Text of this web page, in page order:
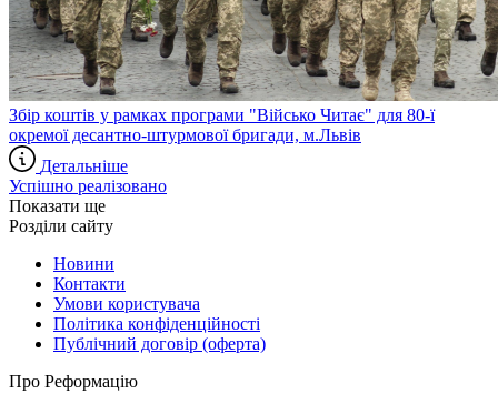
Збір коштів у рамках програми "Військо Читає" для 80-ї
окремої десантно-штурмової бригади, м.Львів
Детальніше
Успішно реалізовано
Показати ще
Розділи сайту
Новини
Контакти
Умови користувача
Політика конфіденційності
Публічний договір (оферта)
Про Реформацію